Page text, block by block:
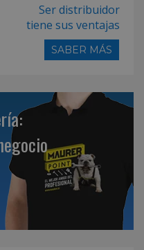
Ser distribuidor
tiene sus ventajas
SABER MÁS